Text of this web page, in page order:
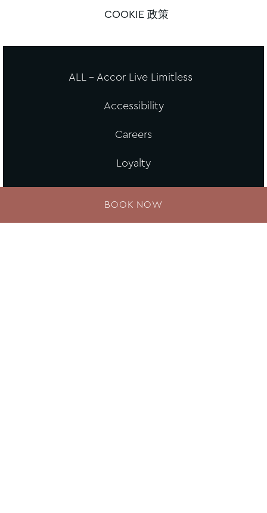
COOKIE 政策
ALL - Accor Live Limitless
Accessibility
Careers
Loyalty
MGallery Universe
Website design
BOOK NOW